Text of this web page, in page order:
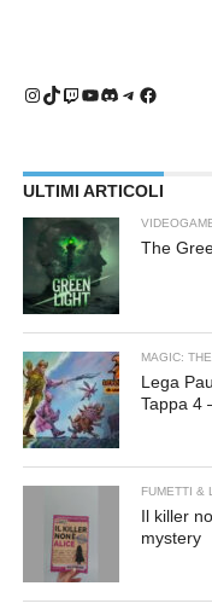
Instagram
TikTok
Twitch
YouTube
Discord
Telegram
Facebook
ULTIMI ARTICOLI
The
MAGIC:
Lega
Tappa 4
FUMETTI &
Il killer
mystery